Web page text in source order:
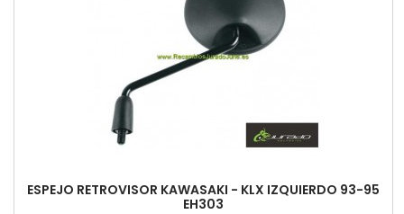
ESPEJO RETROVISOR KAWASAKI - KLX IZQUIERDO 93-95
EH303